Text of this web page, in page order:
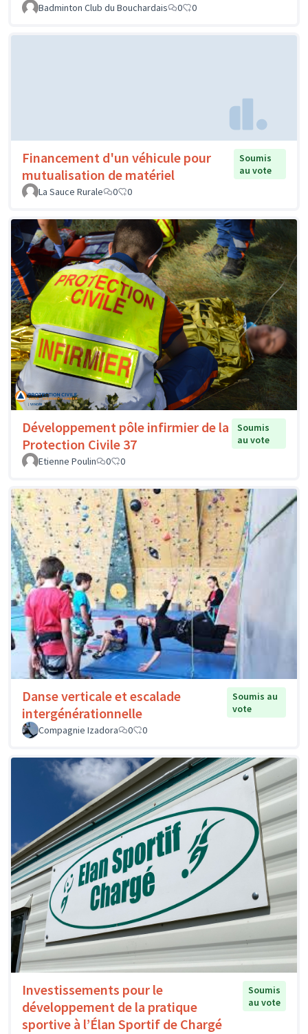
Badminton Club du Bouchardais 0 0
Financement d'un véhicule pour
mutualisation de matériel
Soumis
au vote
La Sauce Rurale
0 0
Développement pôle infirmier de la
Protection Civile 37
Soumis
au vote
Etienne Poulin
0 0
Danse verticale et escalade
intergénérationnelle
Soumis au
vote
Compagnie Izadora
0 0
Investissements pour le
développement de la pratique
sportive à l’Élan Sportif de Chargé
Soumis
au vote